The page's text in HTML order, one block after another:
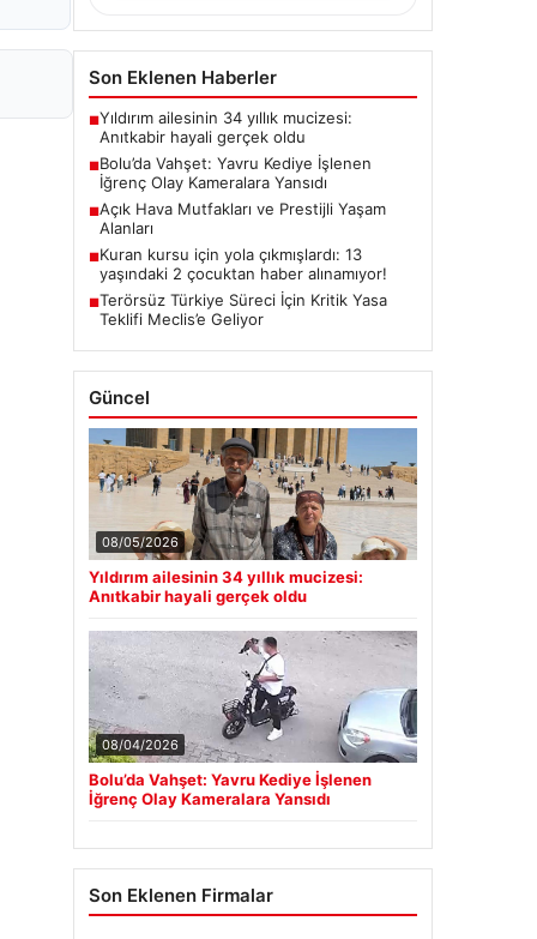
Son Eklenen Haberler
■Yıldırım ailesinin 34 yıllık mucizesi:
Anıtkabir hayali gerçek oldu
■Bolu’da Vahşet: Yavru Kediye İşlenen
İğrenç Olay Kameralara Yansıdı
■Açık Hava Mutfakları ve Prestijli Yaşam
Alanları
■Kuran kursu için yola çıkmışlardı: 13
yaşındaki 2 çocuktan haber alınamıyor!
■Terörsüz Türkiye Süreci İçin Kritik Yasa
Teklifi Meclis’e Geliyor
Güncel
08/05/2026
Yıldırım ailesinin 34 yıllık mucizesi:
Anıtkabir hayali gerçek oldu
08/04/2026
Bolu’da Vahşet: Yavru Kediye İşlenen
İğrenç Olay Kameralara Yansıdı
Son Eklenen Firmalar